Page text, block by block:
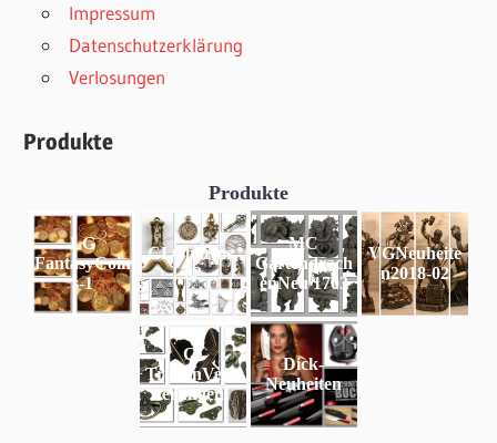
Impressum
Datenschutzerklärung
Verlosungen
Produkte
Produkte
LG
FantasyCoin
s-1
CI Charms-
02
MC
Gartendrach
enNeu 1703
VGNeuheite
n2018-02
CI
TruhenVerzi
erungen
Dick-
Neuheiten